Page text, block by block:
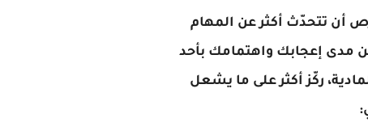
أن تتحدّث أكثر عن المهام
مدى إعجابك واهتمامك بأحد
ركّز أكثر على ما يشعل